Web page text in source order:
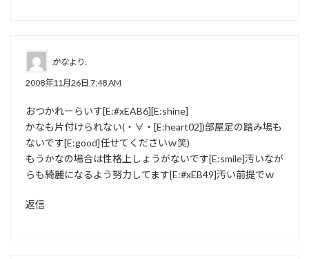
かなより:
2008年11月26日 7:48 AM
おつかれーらいす[E:#xEAB6][E:shine]
かなも片付けられない(・∀・[E:heart02])部屋足の踏み場も
ないです[E:good]任せてくださいｗ笑)
もうかなの場合は性格上しょうがないです[E:smile]汚いなが
らも綺麗になるよう努力してます[E:#xEB49]汚い前提でｗ
返信